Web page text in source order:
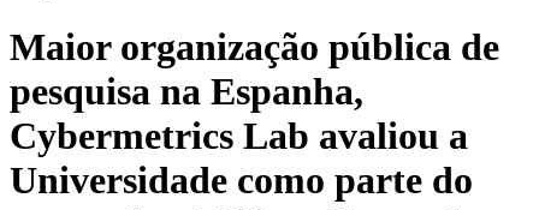
Maior organização pública de
pesquisa na Espanha,
Cybermetrics Lab avaliou a
Universidade como parte do